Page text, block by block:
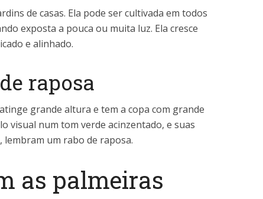
de casas. Ela pode ser cultivada em todos
exposta a pouca ou muita luz. Ela cresce
e alinhado.
raposa
grande altura e tem a copa com grande
visual num tom verde acinzentado, e suas
um rabo de raposa.
as palmeiras